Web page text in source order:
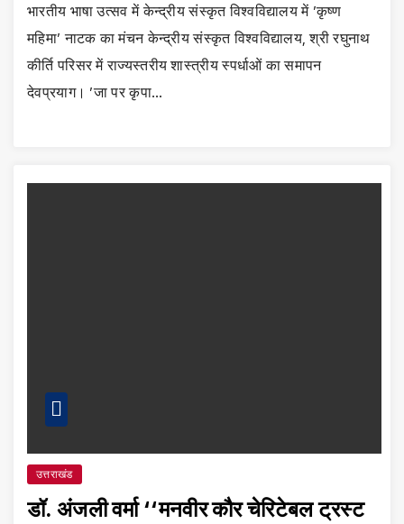
भारतीय भाषा उत्सव में केन्द्रीय संस्कृत विश्वविद्यालय में ’कृष्ण
महिमा’ नाटक का मंचन केन्द्रीय संस्कृत विश्वविद्यालय, श्री रघुनाथ
कीर्ति परिसर में राज्यस्तरीय शास्त्रीय स्पर्धाओं का समापन
देवप्रयाग। ’जा पर कृपा…
उत्तराखंड
डॉ. अंजली वर्मा ‘‘मनवीर कौर चेरिटेबल ट्रस्ट